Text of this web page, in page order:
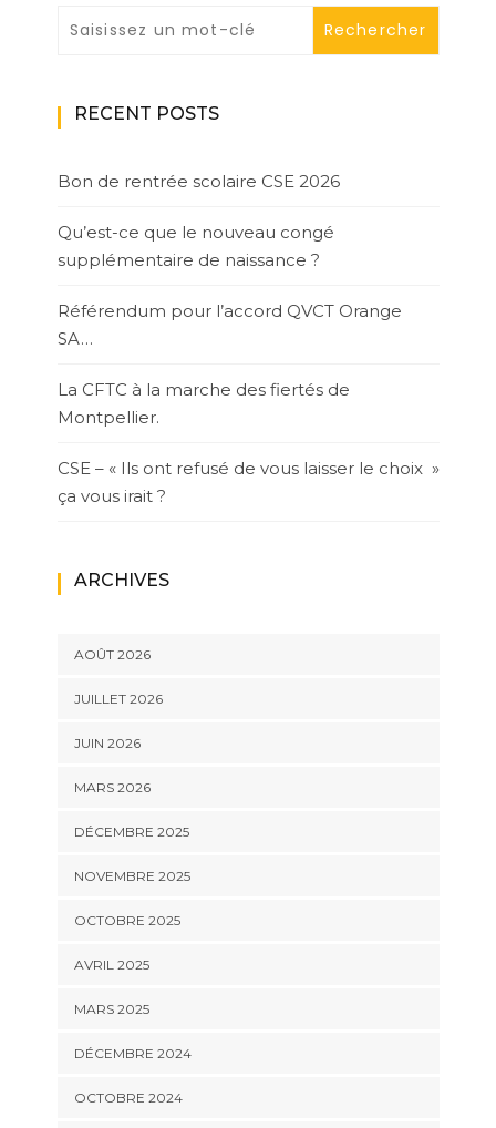
RECENT POSTS
Bon de rentrée scolaire CSE 2026
Qu’est-ce que le nouveau congé
supplémentaire de naissance ?
Référendum pour l’accord QVCT Orange
SA…
La CFTC à la marche des fiertés de
Montpellier.
CSE – « Ils ont refusé de vous laisser le choix »
ça vous irait ?
ARCHIVES
AOÛT 2026
JUILLET 2026
JUIN 2026
MARS 2026
DÉCEMBRE 2025
NOVEMBRE 2025
OCTOBRE 2025
AVRIL 2025
MARS 2025
DÉCEMBRE 2024
OCTOBRE 2024